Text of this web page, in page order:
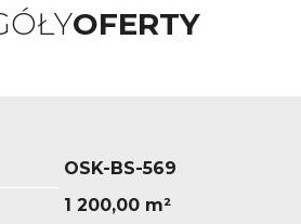
OFERTY
OSK-BS-569
1 200,00 m²